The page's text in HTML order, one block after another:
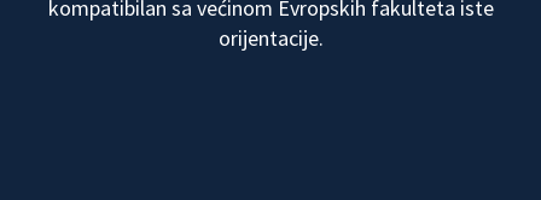
kompatibilan sa većinom Evropskih fakulteta iste
orijentacije.